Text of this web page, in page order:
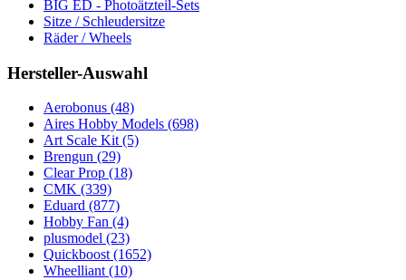
BIG ED - Photoätzteil-Sets
Sitze / Schleudersitze
Räder / Wheels
Hersteller-Auswahl
Aerobonus (48)
Aires Hobby Models (698)
Art Scale Kit (5)
Brengun (29)
Clear Prop (18)
CMK (339)
Eduard (877)
Hobby Fan (4)
plusmodel (23)
Quickboost (1652)
Wheelliant (10)